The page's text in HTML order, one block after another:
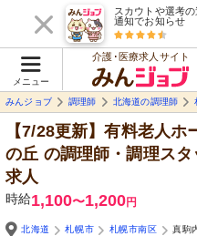
スカウトや選考
通知でお知らせ
メニュー
介護･医療求人サイト
みんジョブ
調理師 北海道の調理師
【7/28更新】有料老人
の丘 の調理師・調理ス
求人
時給1,100〜1,200円
北海道
札幌市 札幌市南区 真駒